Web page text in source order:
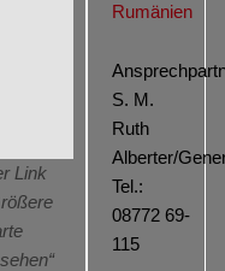
Link
Rumänien
S. M.
Ruth
Alberter/
Tel.:
08772 69-
115